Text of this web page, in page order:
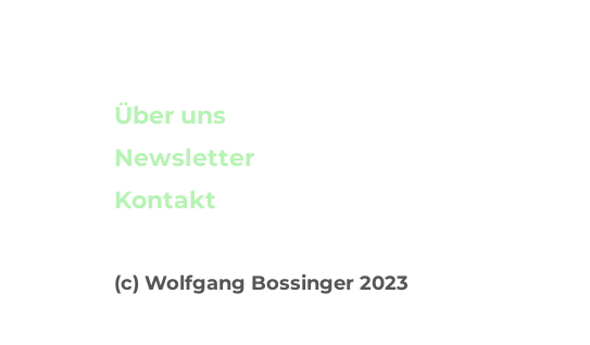
Über uns
Newsletter
Kontakt
(c) Wolfgang Bossinger 2023